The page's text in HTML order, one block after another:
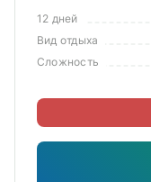
12 дней
Вид отдыха
Сложность